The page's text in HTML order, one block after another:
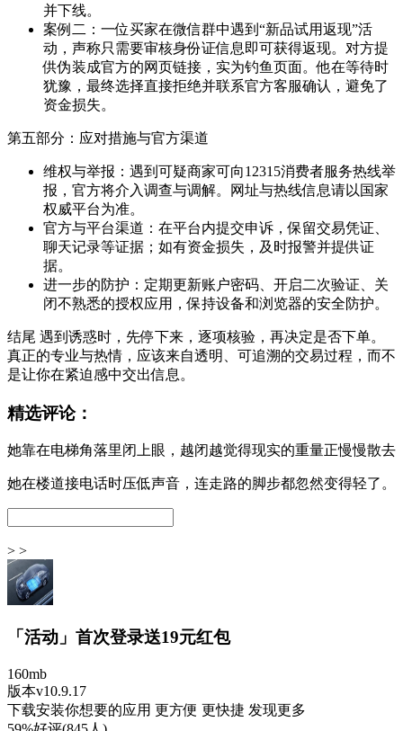
并下线。
案例二：一位买家在微信群中遇到“新品试用返现”活
动，声称只需要审核身份证信息即可获得返现。对方提
供伪装成官方的网页链接，实为钓鱼页面。他在等待时
犹豫，最终选择直接拒绝并联系官方客服确认，避免了
资金损失。
第五部分：应对措施与官方渠道
维权与举报：遇到可疑商家可向12315消费者服务热线举
报，官方将介入调查与调解。网址与热线信息请以国家
权威平台为准。
官方与平台渠道：在平台内提交申诉，保留交易凭证、
聊天记录等证据；如有资金损失，及时报警并提供证
据。
进一步的防护：定期更新账户密码、开启二次验证、关
闭不熟悉的授权应用，保持设备和浏览器的安全防护。
结尾 遇到诱惑时，先停下来，逐项核验，再决定是否下单。
真正的专业与热情，应该来自透明、可追溯的交易过程，而不
是让你在紧迫感中交出信息。
精选评论：
她靠在电梯角落里闭上眼，越闭越觉得现实的重量正慢慢散去
她在楼道接电话时压低声音，连走路的脚步都忽然变得轻了。
> >
「活动」首次登录送19元红包
160mb
版本v10.9.17
下载安装你想要的应用 更方便 更快捷 发现更多